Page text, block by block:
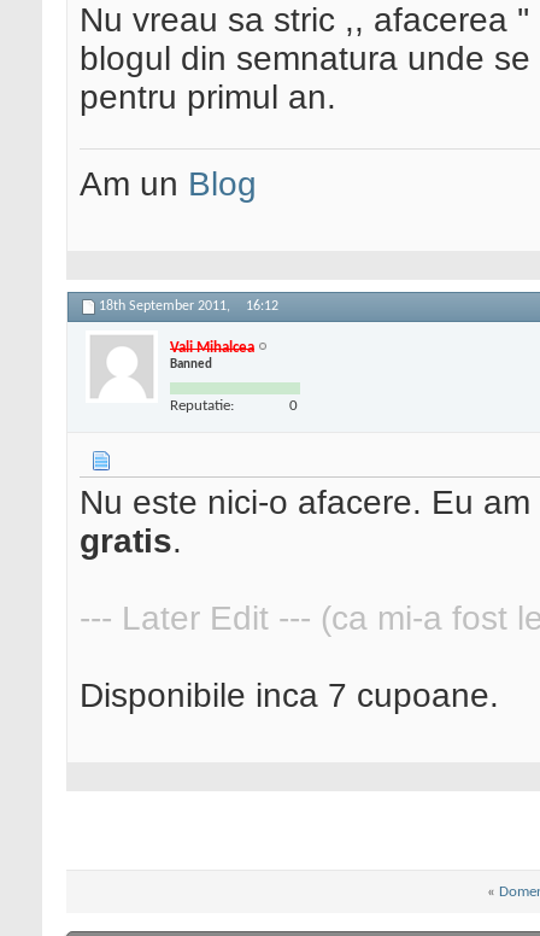
Nu vreau sa stric ,, afacerea
blogul din semnatura unde
pentru primul an.
Am un Blog
18th September 2011, 16:12
Vali Mihalcea
Banned
Reputatie: 0
Nu este nici-o afacere. Eu
gratis.
--- Later Edit --- (ca mi-a fost
Disponibile inca 7 cupoane.
«